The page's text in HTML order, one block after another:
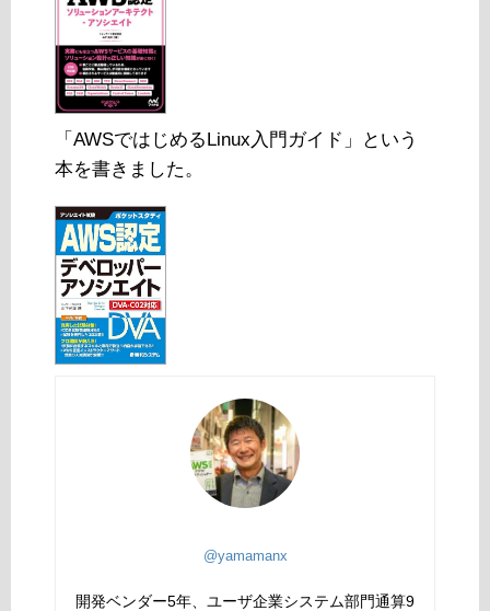
「AWSではじめるLinux入門ガイド」という
本を書きました。
@yamamanx
開発ベンダー5年、ユーザ企業システム部門通算9